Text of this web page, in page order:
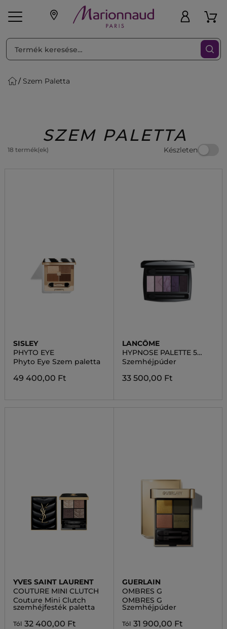
Parfüm
Beauty
Szem Paletta
SZEM PALETTA
18 termék(ek) Készleten
RENDEZéS Szűrő
SISLEY
PHYTO EYE
Phyto Eye Szem paletta
49 400,00 Ft
LANCÔME
HYPNOSE PALETTE 5
COULEORS
Szemhéjpúder
33 500,00 Ft
YVES SAINT LAURENT
COUTURE MINI CLUTCH
Couture Mini Clutch
szemhéjfesték paletta
Tól 32 400,00 Ft
GUERLAIN
OMBRES G
OMBRES G
Szemhéjpúder
Tól 31 900,00 Ft